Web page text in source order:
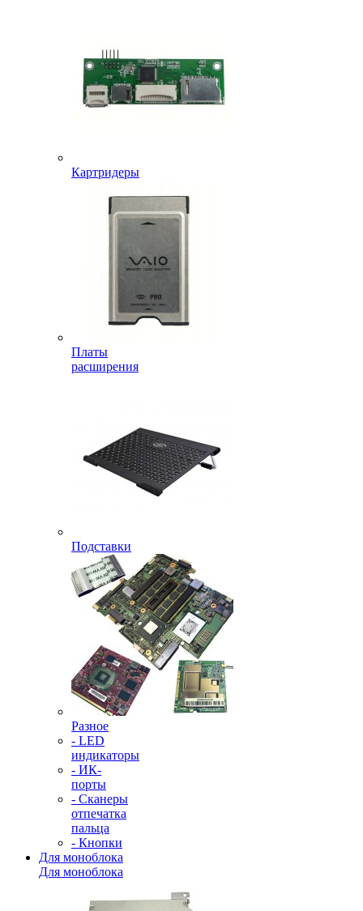
Картридеры
Платы
расширения
Подставки
Разное
- LED
индикаторы
- ИК-
порты
- Сканеры
отпечатка
пальца
- Кнопки
Для моноблока
Для моноблока